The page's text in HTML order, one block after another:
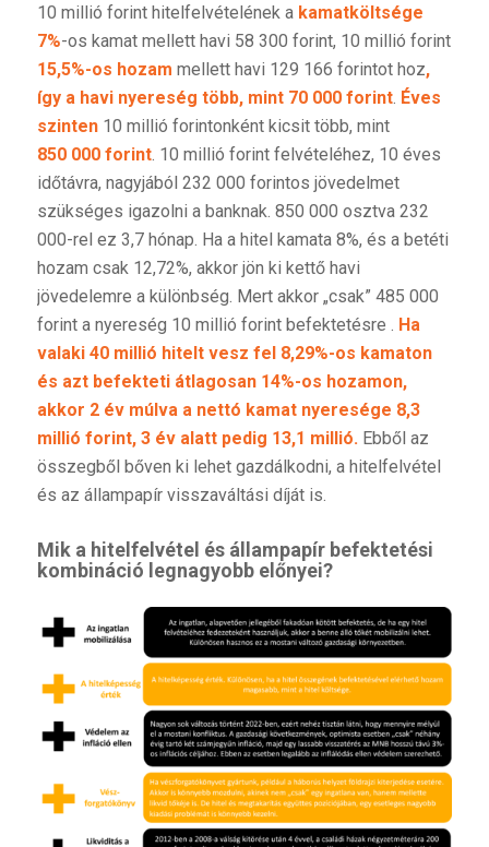
10 millió forint hitelfelvételének a kamatköltsége
7%-os kamat mellett havi 58 300 forint, 10 millió forint
15,5%-os hozam mellett havi 129 166 forintot hoz,
így a havi nyereség több, mint 70 000 forint. Éves
szinten10 millió forintonként kicsit több, mint
850 000 forint. 10 millió forint felvételéhez, 10 éves
időtávra, nagyjából 232 000 forintos jövedelmet
szükséges igazolni a banknak. 850 000 osztva 232
000-rel ez 3,7 hónap. Ha a hitel kamata 8%, és a betéti
hozam csak 12,72%, akkor jön ki kettő havi
jövedelemre a különbség. Mert akkor „csak” 485 000
forint a nyereség 10 millió forint befektetésre . Ha
valaki 40 millió hitelt vesz fel 8,29%-os kamaton
és azt befekteti átlagosan 14%-os hozamon,
akkor 2 év múlva a nettó kamat nyeresége 8,3
millió forint, 3 év alatt pedig 13,1 millió.Ebből az
összegből bőven ki lehet gazdálkodni, a hitelfelvétel
és az állampapír visszaváltási díját is.
Mik a hitelfelvétel és állampapír befektetési
kombináció legnagyobb előnyei?